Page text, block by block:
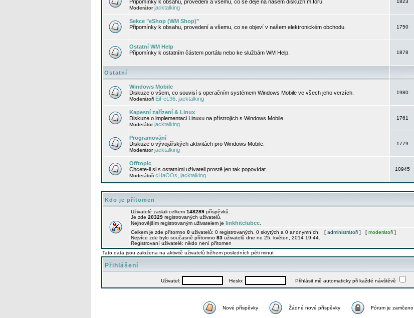
Připomínky k obsahu, provedení a všemu, co se děje na našem diskuzním fóru.
Moderátorjacktalking
1823
Sekce "eShop (WM Shop)"
Připomínky k obsahu, provedení a všemu, co se objeví v našem elektronickém obchodu.
1750
Ostatní WM Help
Připomínky k ostatním částem portálu nebo ke službám WM Help.
1878
Ostatní
Windows Mobile
Diskuze o všem, co souvisí s operačním systémem Windows Mobile ve všech jeho verzích.
Moderátoři EiFeL96 jacktalking
1980
Kapesní zařízení & Linux
Diskuze o implementaci Linuxu na přístrojích s Windows Mobile.
Moderátorjacktalking
1761
Programování
Diskuze o vývojářských aktivitách pro Windows Mobile.
Moderátorjacktalking
1779
Offtopic
Chcete-li si s ostatními uživateli prostě jen tak popovídat...
Moderátoři cHaOOs jacktalking
10945
Kdo je přítomen
Uživatelé zaslali celkem 148289 příspěvků.
Je zde 20329 registrovaných uživatelů.
Nejnovějším registrovaným uživatelem je linkhitclubcc
Celkem je zde přítomno 0 uživatelů: 0 registrovaných, 0 skrytých a 0 anonymních. [ administrátoři ] [ moderátoři ]
Nejvíce zde bylo současně přítomno 83 uživatelů dne ne 25. květen, 2014 19:44.
Registrovaní uživatelé: nikdo není přítomen
Tato data jsou založena na aktivitě uživatelů během posledních pěti minut
Přihlášení
Uživatel: Heslo: Přihlásit mě automaticky při každé návštěvě
Nové příspěvky Žádné nové příspěvky Fórum je zamčeno